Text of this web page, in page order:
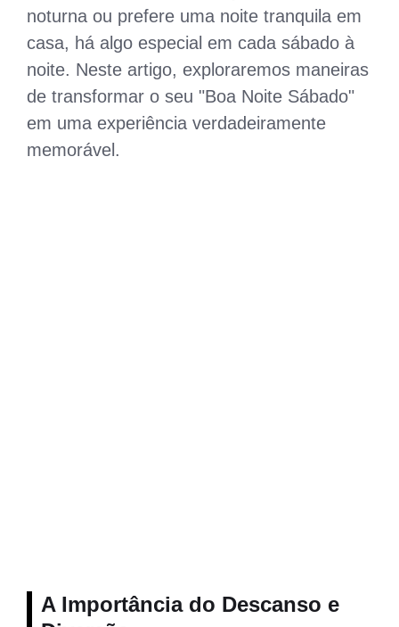
noturna ou prefere uma noite tranquila em
casa, há algo especial em cada sábado à
noite. Neste artigo, exploraremos maneiras
de transformar o seu "Boa Noite Sábado"
em uma experiência verdadeiramente
memorável.
A Importância do Descanso e